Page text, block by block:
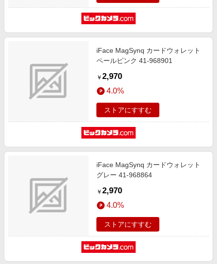
iFace MagSynq カードウォレット
ペールピンク 41-968901
￥ 2,970
4.0%
ストアにすすむ
iFace MagSynq カードウォレット
グレー 41-968864
￥ 2,970
4.0%
ストアにすすむ